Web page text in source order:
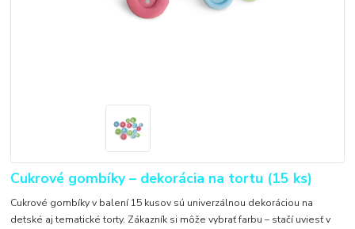
Cukrové gombíky – dekorácia na tortu (15 ks)
Cukrové gombíky v balení 15 kusov sú univerzálnou dekoráciou na
detské aj tematické torty. Zákazník si môže vybrať farbu – stačí uviesť v